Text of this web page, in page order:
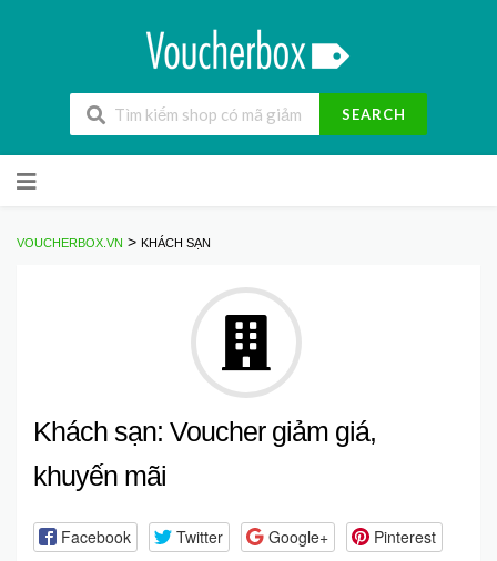
SEARCH
to
VOUCHERBOX.VN > KHÁCH SẠN
Khách sạn: Voucher giảm giá,
khuyến mãi
Facebook Twitter Google+ Pinterest